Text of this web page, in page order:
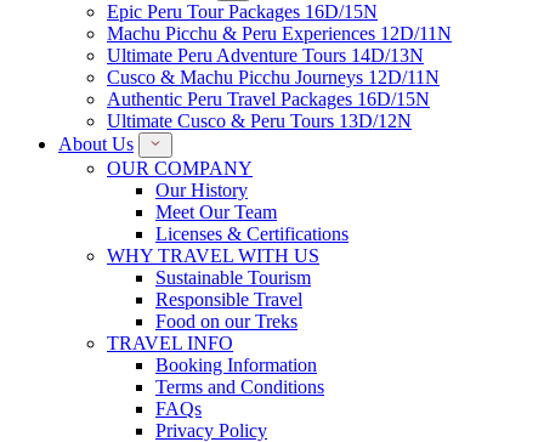
Epic Peru Tour Packages 16D/15N
Machu Picchu & Peru Experiences 12D/11N
Ultimate Peru Adventure Tours 14D/13N
Cusco & Machu Picchu Journeys 12D/11N
Authentic Peru Travel Packages 16D/15N
Ultimate Cusco & Peru Tours 13D/12N
About Us
OUR COMPANY
Our History
Meet Our Team
Licenses & Certifications
WHY TRAVEL WITH US
Sustainable Tourism
Responsible Travel
Food on our Treks
TRAVEL INFO
Booking Information
Terms and Conditions
FAQs
Privacy Policy